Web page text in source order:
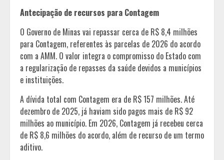
Antecipação de recursos para Contagem
O Governo de Minas vai repassar cerca de R$ 8,4 milhões
para Contagem, referentes às parcelas de 2026 do acordo
com a AMM. O valor integra o compromisso do Estado com
a regularização de repasses da saúde devidos a municípios
e instituições.
A dívida total com Contagem era de R$ 157 milhões. Até
dezembro de 2025, já haviam sido pagos mais de R$ 92
milhões ao município. Em 2026, Contagem já recebeu cerca
de R$ 8,6 milhões do acordo, além de recurso de um termo
aditivo.